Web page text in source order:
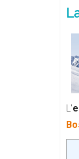
L’